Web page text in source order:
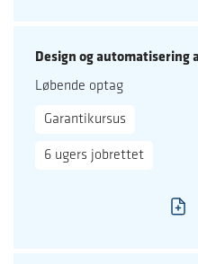
Design og automatisering
Garantikursus
6 ugers jobrettet
Løbende optag